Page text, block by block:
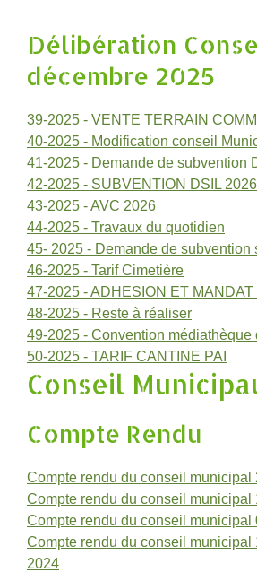
Délibération
décembre 2025
39-2025 - VENTE TERRAIN
40-2025 - Modification conseil
41-2025 - Demande de subvention
42-2025 - SUBVENTION DSIL 2026
43-2025 - AVC 2026
44-2025 - Travaux du quotidien
45- 2025 - Demande de subvention
46-2025 - Tarif Cimetière
47-2025 - ADHESION ET MANDAT
48-2025 - Reste à réaliser
49-2025 - Convention médiathèque
50-2025 - TARIF CANTINE PAI
Conseil
Compte Rendu
Compte rendu du conseil municipal
Compte rendu du conseil municipal
Compte rendu du conseil municipal
Compte rendu du conseil municipal
2024